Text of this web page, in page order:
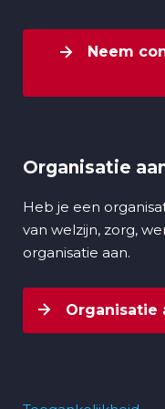
Neem
Organisatie
Heb je een
van welzijn, zorg,
organisatie aan.
Organisatie